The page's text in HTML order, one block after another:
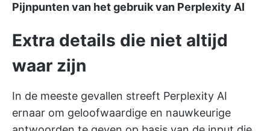
Pijnpunten van het gebruik van Perplexity AI
Extra details die niet altijd
waar zijn
In de meeste gevallen streeft Perplexity AI
ernaar om geloofwaardige en nauwkeurige